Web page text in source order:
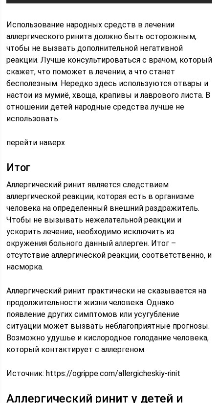
Использование народных средств в лечении
аллергического ринита должно быть осторожным,
чтобы не вызвать дополнительной негативной
реакции. Лучше консультироваться с врачом, который
скажет, что поможет в лечении, а что станет
бесполезным. Нередко здесь используются отвары и
настои из мумиё, хвоща, крапивы и лаврового листа. В
отношении детей народные средства лучше не
использовать.
перейти наверх
Итог
Аллергический ринит является следствием
аллергической реакции, которая есть в организме
человека на определенный внешний раздражитель.
Чтобы не вызывать нежелательной реакции и
ускорить лечение, необходимо исключить из
окружения больного данный аллерген. Итог –
отсутствие аллергической реакции, соответственно, и
насморка.
Аллергический ринит практически не сказывается на
продолжительности жизни человека. Однако
появление других симптомов или усугубление
ситуации может вызвать неблагоприятные прогнозы.
Возможно удушье и кислородное голодание человека,
который контактирует с аллергеном.
Источник:https://ogrippe.com/allergicheskiy-rinit
Аллергический ринит у детей и